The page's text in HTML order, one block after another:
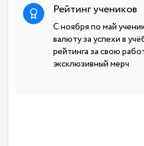
Рейтинг учеников
С ноября по май
валюту за успехи в
рейтинга за свою
эксклюзивный мерч